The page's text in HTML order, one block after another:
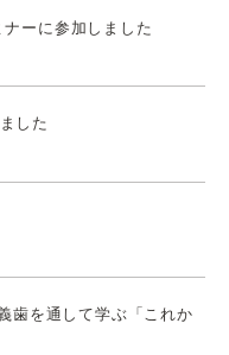
ーに参加しました
した
歯を通して学ぶ「これか